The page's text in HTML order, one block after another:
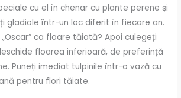
cu el în chenar cu plante perene și
gladiole într-un loc diferit în fiecare an.
ca floare tăiată? Apoi culegeți
floarea inferioară, de preferință
Puneți imediat tulpinile într-o vază cu
pentru flori tăiate.